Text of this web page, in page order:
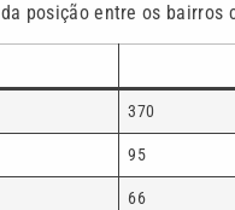
posição entre os bairros
370
95
66